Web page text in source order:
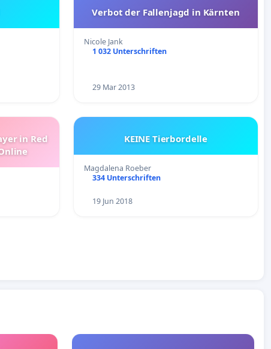
Verbot der Fallenjagd in Kärnten
Nicole Jank
1 032 Unterschriften
29 Mar 2013
in Red
KEINE Tierbordelle
Magdalena Roeber
334 Unterschriften
19 Jun 2018